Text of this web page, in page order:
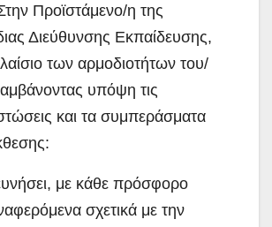
Προϊστάμενο/η της
Διεύθυνσης Εκπαίδευσης,
των αρμοδιοτήτων του/
υπόψη τις
και τα συμπεράσματα
με κάθε πρόσφορο
σχετικά με την